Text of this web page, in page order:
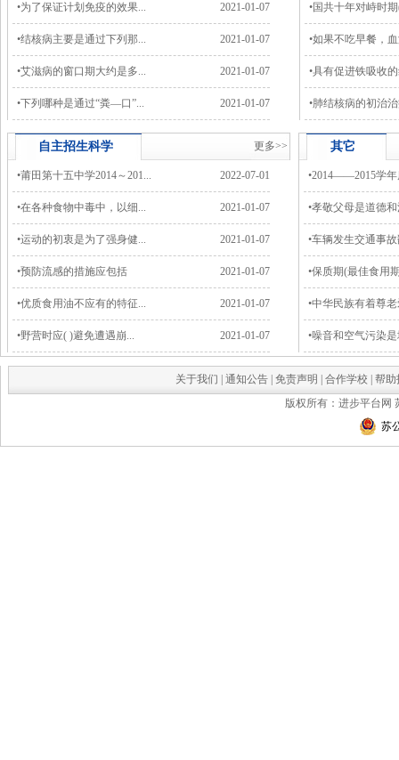
2021-01-07
•为了保证计划免疫的效果...
2021-01-07
•结核病主要是通过下列那...
2021-01-07
•艾滋病的窗口期大约是多...
2021-01-07
•下列哪种是通过“粪—口”...
•国共十年对峙时
•如果不吃早餐，
•具有促进铁吸收
•肺结核病的初治
自主招生科学 更多>>
2022-07-01
•莆田第十五中学2014～201...
2021-01-07
•在各种食物中毒中，以细...
2021-01-07
•运动的初衷是为了强身健...
2021-01-07
•预防流感的措施应包括
2021-01-07
•优质食用油不应有的特征...
2021-01-07
•野营时应( )避免遭遇崩...
其它
•2014——2015学年
•孝敬父母是道德
•车辆发生交通事
•保质期(最佳食用
•中华民族有着尊
•噪音和空气污染
关于我们 通知公告 免责声明 合作学校
帮助
版权所有：进步平台网
苏